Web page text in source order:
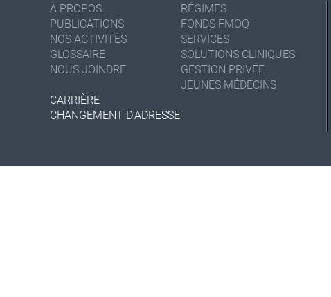
À PROPOS
PUBLICATIONS
NOS ACTIVITÉS
GLOSSAIRE
NOUS JOINDRE
RÉGIMES
FONDS FMOQ
SERVICES
SOLUTIONS CLINIQUES
GESTION PRIVÉE
JEUNES MÉDECINS
CARRIÈRE
CHANGEMENT D'ADRESSE